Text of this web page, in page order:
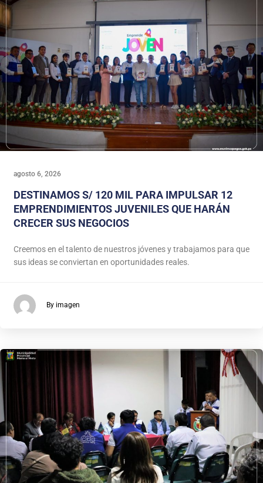
agosto 6, 2026
DESTINAMOS S/ 120 MIL PARA IMPULSAR 12
EMPRENDIMIENTOS JUVENILES QUE HARÁN
CRECER SUS NEGOCIOS
Creemos en el talento de nuestros jóvenes y trabajamos para que
sus ideas se conviertan en oportunidades reales.
By imagen